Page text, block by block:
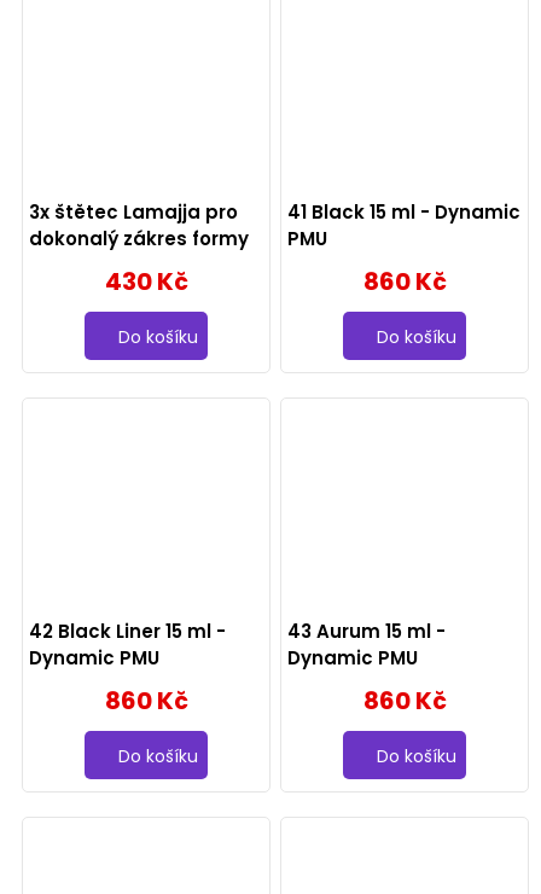
3x štětec Lamajja pro
dokonalý zákres formy
430 Kč
Do košíku
41 Black 15 ml - Dynamic
PMU
860 Kč
Do košíku
42 Black Liner 15 ml -
Dynamic PMU
860 Kč
Do košíku
43 Aurum 15 ml -
Dynamic PMU
860 Kč
Do košíku